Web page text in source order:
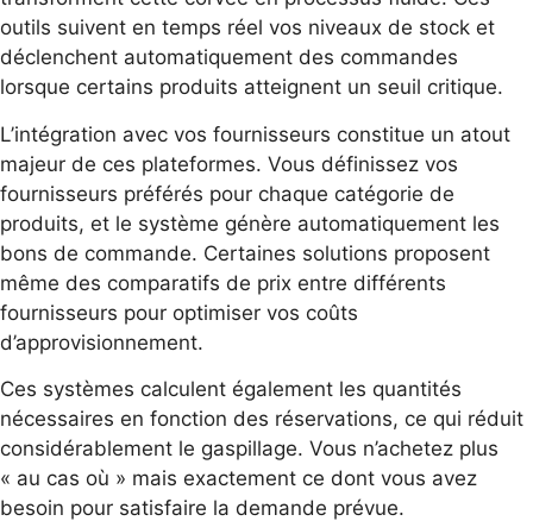
outils suivent en temps réel vos niveaux de stock et
déclenchent automatiquement des commandes
lorsque certains produits atteignent un seuil critique.
L’intégration avec vos fournisseurs constitue un atout
majeur de ces plateformes. Vous définissez vos
fournisseurs préférés pour chaque catégorie de
produits, et le système génère automatiquement les
bons de commande. Certaines solutions proposent
même des comparatifs de prix entre différents
fournisseurs pour optimiser vos coûts
d’approvisionnement.
Ces systèmes calculent également les quantités
nécessaires en fonction des réservations, ce qui réduit
considérablement le gaspillage. Vous n’achetez plus
« au cas où » mais exactement ce dont vous avez
besoin pour satisfaire la demande prévue.